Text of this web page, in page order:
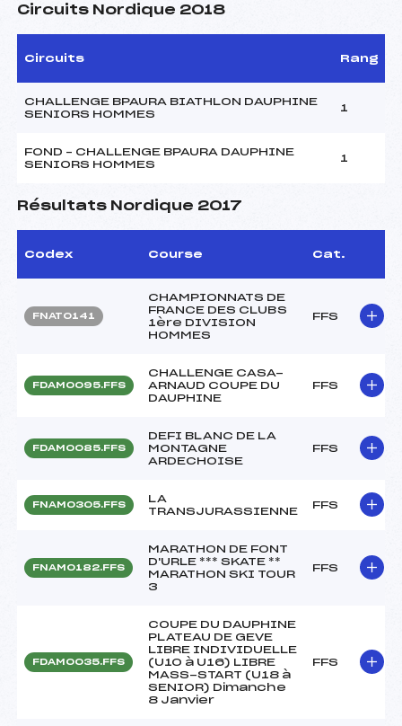
Circuits Nordique 2018
Circuits Rang
CHALLENGE BPAURA BIATHLON DAUPHINE
SENIORS HOMMES
1
FOND – CHALLENGE BPAURA DAUPHINE
SENIORS HOMMES
1
Résultats Nordique 2017
Codex Course Cat.
FNAT0141
CHAMPIONNATS DE
FRANCE DES CLUBS
1ère DIVISION
HOMMES
FFS
FDAM0095.FFS
CHALLENGE CASA-
ARNAUD COUPE DU
DAUPHINE
FFS
FDAM0085.FFS
DEFI BLANC DE LA
MONTAGNE
ARDECHOISE
FFS
FNAM0305.FFS
LA
TRANSJURASSIENNE
FFS
FNAM0182.FFS
MARATHON DE FONT
D'URLE *** SKATE **
MARATHON SKI TOUR
3
FFS
FDAM0035.FFS
COUPE DU DAUPHINE
PLATEAU DE GEVE
LIBRE INDIVIDUELLE
(U10 à U16) LIBRE
MASS-START (U18 à
SENIOR) Dimanche
8 Janvier
FFS